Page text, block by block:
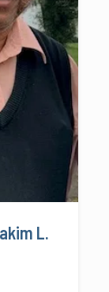
L.